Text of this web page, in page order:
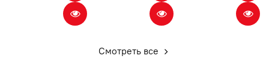
Смотреть все